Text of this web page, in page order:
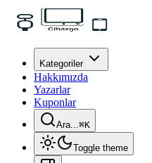
Kategoriler
Hakkımızda
Yazarlar
Kuponlar
Ara...⌘K
Toggle theme